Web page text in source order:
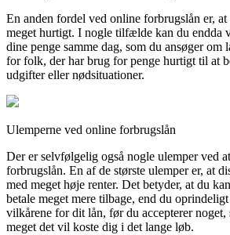
En anden fordel ved online forbrugslån er, at
meget hurtigt. I nogle tilfælde kan du endda
dine penge samme dag, som du ansøger om
for folk, der har brug for penge hurtigt til at
udgifter eller nødsituationer.
Ulemperne ved online forbrugslån
Der er selvfølgelig også nogle ulemper ved
forbrugslån. En af de største ulemper er, at
med meget høje renter. Det betyder, at du
betale meget mere tilbage, end du
vilkårene for dit lån, før du accepterer
meget det vil koste dig i det lange løb.